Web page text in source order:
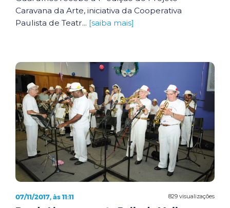
Caravana da Arte, iniciativa da Cooperativa
Paulista de Teatr... [saiba mais]
829 visualizações
07/11/2017, às 11:11